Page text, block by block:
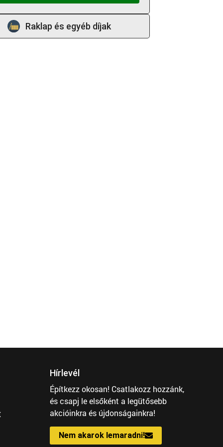
Raklap és egyéb díjak
Hírlevél
Építkezz okosan! Csatlakozz hozzánk,
és csapj le elsőként a legütősebb
akcióinkra és újdonságainkra!
Nem akarok lemaradni!